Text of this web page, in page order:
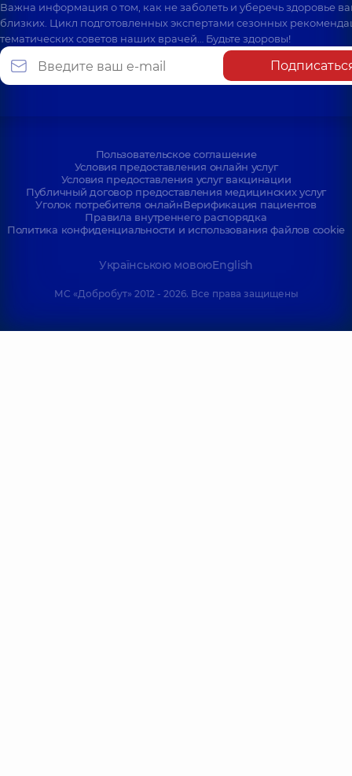
Важна информация о том, как не заболеть и уберечь здоровье
близких. Цикл подготовленных экспертами сезонных
тематических советов наших врачей… Будьте здоровы!
Пользовательское соглашение
Условия предоставления онлайн услуг
Условия предоставления услуг вакцинации
Публичный договор предоставления медицинских услуг
Уголок потребителя онлайнВерификация пациентов
Правила внутреннего распорядка
Политика конфиденциальности и использования файлов cookie
Українською мовоюEnglish
МС «Добробут» 2012 - 2026. Все права защищены